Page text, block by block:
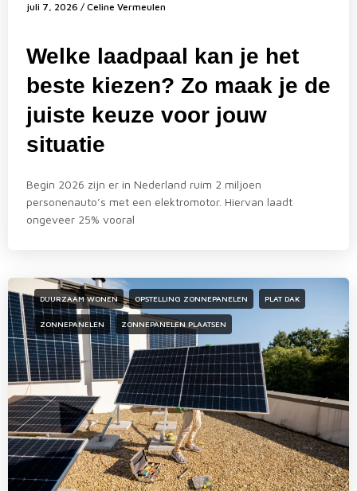
juli 7, 2026 / Celine Vermeulen
Welke laadpaal kan je het
beste kiezen? Zo maak je de
juiste keuze voor jouw
situatie
Begin 2026 zijn er in Nederland ruim 2 miljoen
personenauto’s met een elektromotor. Hiervan laadt
ongeveer 25% vooral
DUURZAAM WONEN OPSTELLING ZONNEPANELEN PLAT DAK
ZONNEPANELEN ZONNEPANELEN PLAATSEN